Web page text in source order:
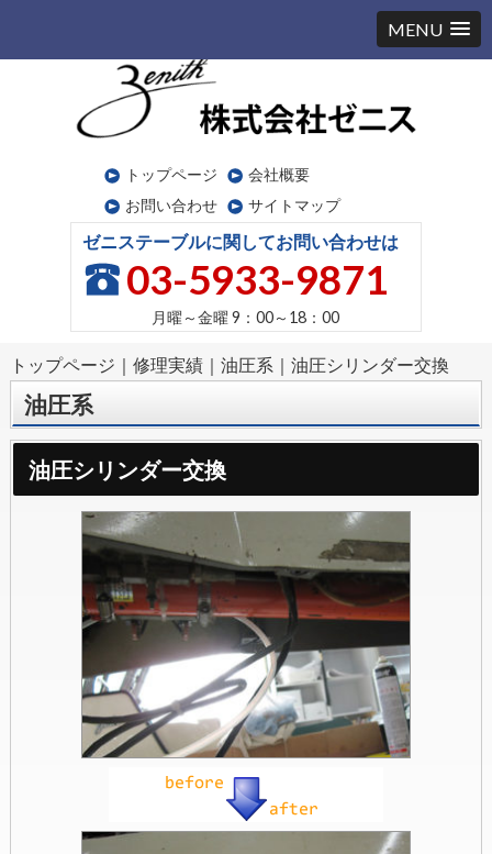
MENU
トップページ
会社概要
お問い合わせ
サイトマップ
ゼニステーブルに関してお問い合わせは
03-5933-9871
月曜～金曜 9：00～18：00
トップページ ｜ 修理実績｜ 油圧系 ｜ 油圧シリンダー交換
油圧系
油圧シリンダー交換